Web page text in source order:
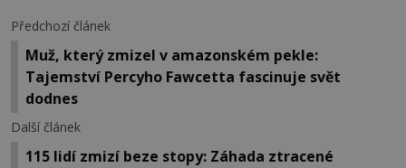
Předchozí článek
Muž, který zmizel v amazonském pekle:
Tajemství Percyho Fawcetta fascinuje svět
dodnes
Další článek
115 lidí zmizí beze stopy: Záhada ztracené